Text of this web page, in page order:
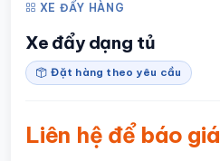
XE ĐẨY HÀNG
Xe đẩy dạng tủ
Đặt hàng theo yêu cầu
Liên hệ để báo giá